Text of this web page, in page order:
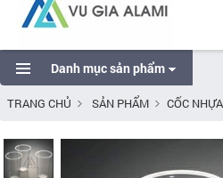
Danh mục sản phẩm
TRANG CHỦ SẢN PHẨM CỐC